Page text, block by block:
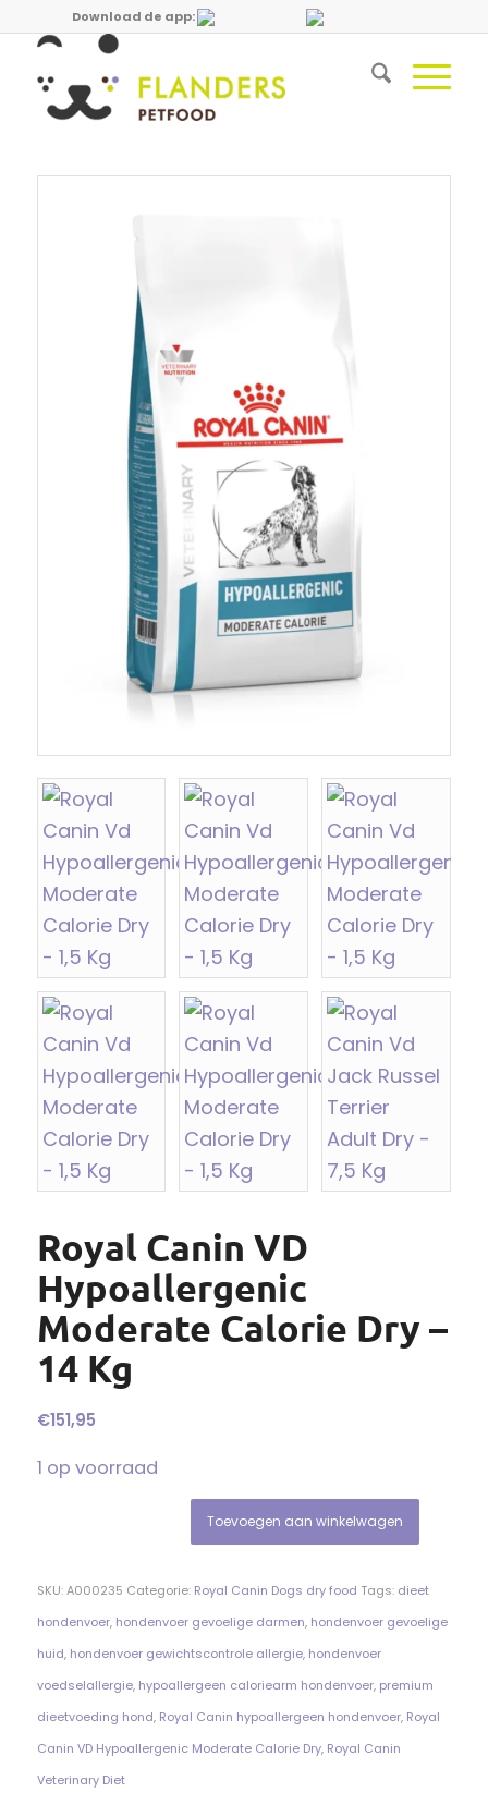
Download de app:
Royal Canin VD
Hypoallergenic
Moderate Calorie Dry –
14 Kg
€151,95
1 op voorraad
Toevoegen aan winkelwagen
SKU:A000235 Categorie: Royal Canin Dogs dry food Tags: dieet
hondenvoer, hondenvoer gevoelige darmen, hondenvoer gevoelige
huid, hondenvoer gewichtscontrole allergie, hondenvoer
voedselallergie, hypoallergeen caloriearm hondenvoer, premium
dieetvoeding hond, Royal Canin hypoallergeen hondenvoer, Royal
Canin VD Hypoallergenic Moderate Calorie Dry, Royal Canin
Veterinary Diet